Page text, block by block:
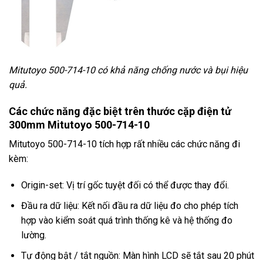
Mitutoyo 500-714-10 có khả năng chống nước và bụi hiệu
quả.
Các chức năng đặc biệt trên thước cặp điện tử
300mm Mitutoyo 500-714-10
Mitutoyo 500-714-10 tích hợp rất nhiều các chức năng đi
kèm:
Origin-set: Vị trí gốc tuyệt đối có thể được thay đổi.
Đầu ra dữ liệu: Kết nối đầu ra dữ liệu đo cho phép tích
hợp vào kiểm soát quá trình thống kê và hệ thống đo
lường.
Tự động bật / tắt nguồn: Màn hình LCD sẽ tắt sau 20 phút